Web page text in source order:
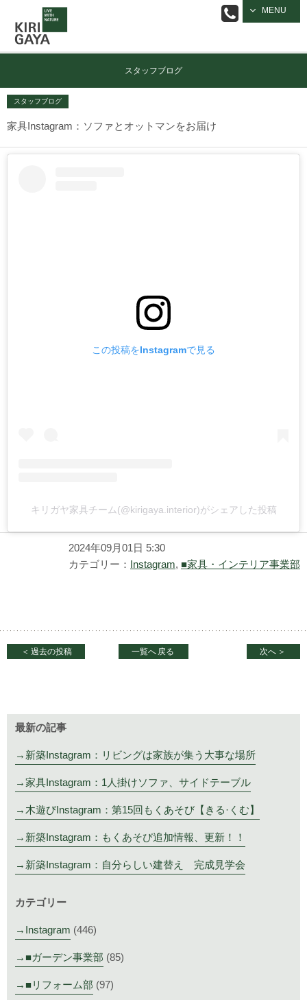
MENU
逗子の工務店
｜キリガヤ
スタッフブログ
スタッフブログ
家具Instagram：ソファとオットマンをお届け
この投稿をInstagramで見る
キリガヤ家具チーム(@kirigaya.interior)がシェアした投稿
2024年09月01日 5:30
カテゴリー： Instagram, ■家具・インテリア事業部
＜ 過去の投稿 一覧へ 戻る 次へ ＞
最新の記事
新築Instagram：リビングは家族が集う大事な場所
家具Instagram：1人掛けソファ、サイドテーブル
木遊びInstagram：第15回もくあそび【きる·くむ】
新築Instagram：もくあそび追加情報、更新！！
新築Instagram：自分らしい建替え 完成見学会
カテゴリー
Instagram (446)
■ガーデン事業部 (85)
■リフォーム部 (97)